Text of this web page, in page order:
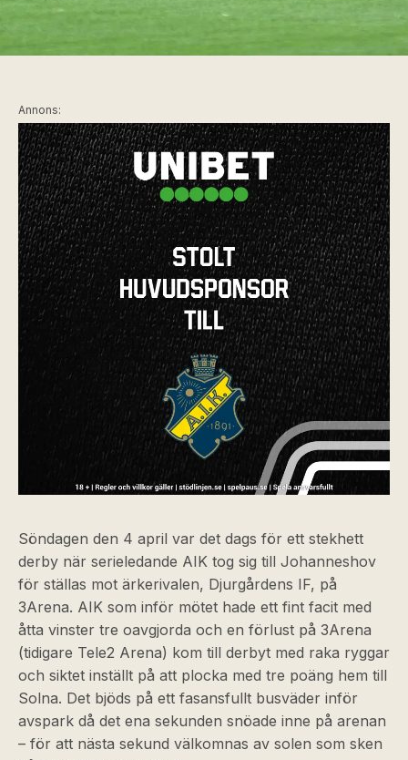
Annons:
Söndagen den 4 april var det dags för ett stekhett
derby när serieledande AIK tog sig till Johanneshov
för ställas mot ärkerivalen, Djurgårdens IF, på
3Arena. AIK som inför mötet hade ett fint facit med
åtta vinster tre oavgjorda och en förlust på 3Arena
(tidigare Tele2 Arena) kom till derbyt med raka ryggar
och siktet inställt på att plocka med tre poäng hem till
Solna. Det bjöds på ett fasansfullt busväder inför
avspark då det ena sekunden snöade inne på arenan
– för att nästa sekund välkomnas av solen som sken